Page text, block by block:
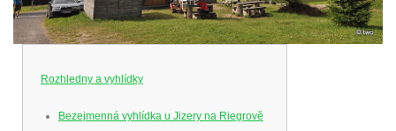
Rozhledny a vyhlídky
Bezejmenná vyhlídka u Jizery na Riegrově